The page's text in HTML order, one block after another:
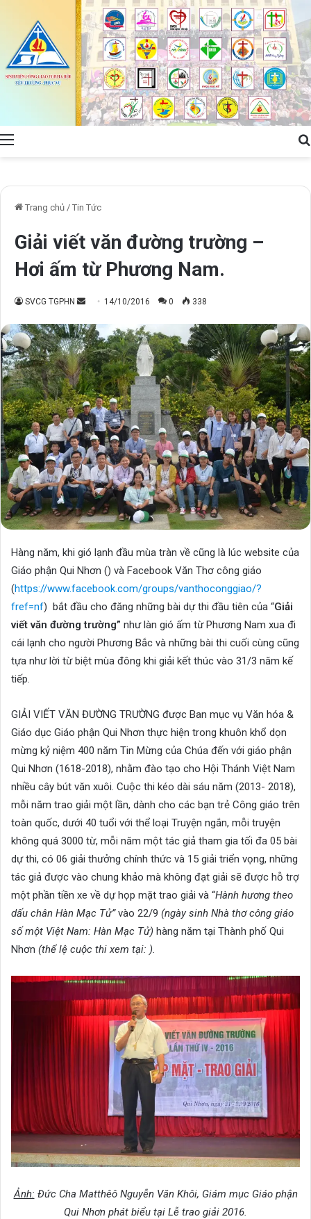
Menu
Trang chủ / Tin Tức
Giải viết văn đường trường –
Hơi ấm từ Phương Nam.
SVCG TGPHN
Send
email
14/10/2016 0 338
Hàng năm, khi gió lạnh đầu mùa tràn về cũng là lúc website của
Giáo phận Qui Nhơn () và Facebook Văn Thơ công giáo
(https://www.facebook.com/groups/vanthoconggiao/?
fref=nf) bắt đầu cho đăng những bài dự thi đầu tiên của “Giải
viết văn đường trường” như làn gió ấm từ Phương Nam xua đi
cái lạnh cho người Phương Bắc và những bài thi cuối cùng cũng
tựa như lời từ biệt mùa đông khi giải kết thúc vào 31/3 năm kế
tiếp.
GIẢI VIẾT VĂN ĐƯỜNG TRƯỜNG được Ban mục vụ Văn hóa &
Giáo dục Giáo phận Qui Nhơn thực hiện trong khuôn khổ dọn
mừng kỷ niệm 400 năm Tin Mừng của Chúa đến với giáo phận
Qui Nhơn (1618-2018), nhằm đào tạo cho Hội Thánh Việt Nam
nhiều cây bút văn xuôi. Cuộc thi kéo dài sáu năm (2013- 2018),
mỗi năm trao giải một lần, dành cho các bạn trẻ Công giáo trên
toàn quốc, dưới 40 tuổi với thể loại Truyện ngắn, mỗi truyện
không quá 3000 từ, mỗi năm một tác giả tham gia tối đa 05 bài
dự thi, có 06 giải thưởng chính thức và 15 giải triển vọng, những
tác giả được vào chung khảo mà không đạt giải sẽ được hỗ trợ
một phần tiền xe về dự họp mặt trao giải và “Hành hương theo
dấu chân Hàn Mạc Tử”vào 22/9 (ngày sinh Nhà thơ công giáo
số một Việt Nam: Hàn Mạc Tử) hàng năm tại Thành phố Qui
Nhơn (thể lệ cuộc thi xem tại: ).
Ảnh: Đức Cha Matthêô Nguyễn Văn Khôi, Giám mục Giáo phận
Qui Nhơn phát biểu tại Lễ trao giải 2016.